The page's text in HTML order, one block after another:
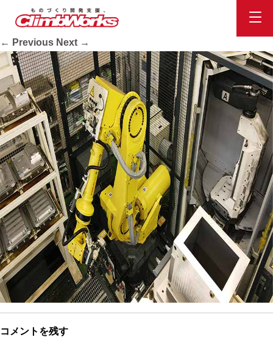
equip02
Published2020.10.16at734 × 413
← Previous Next →
コメントを残す